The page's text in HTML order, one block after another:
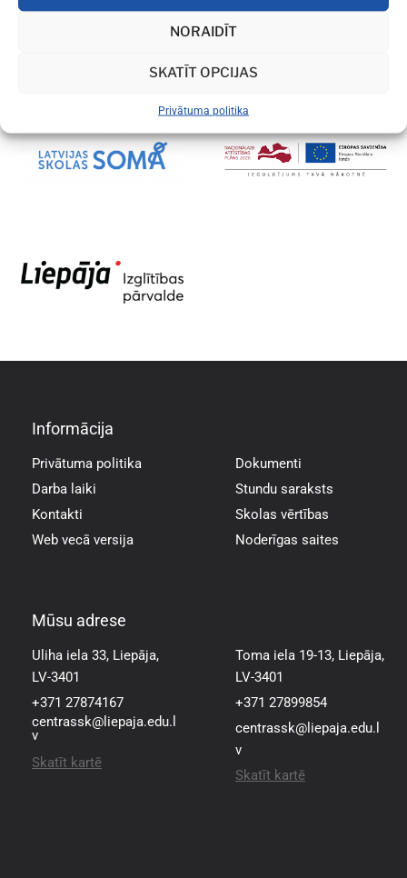
NORAIDĪT
SKATĪT OPCIJAS
Privātuma politika
Informācija
Privātuma politika
Darba laiki
Kontakti
Web vecā versija
Dokumenti
Stundu saraksts
Skolas vērtības
Noderīgas saites
Mūsu adrese
Uliha iela 33, Liepāja,
LV-3401
+371 27874167
centrassk@liepaja.edu.l
v
Skatīt kartē
Toma iela 19-13, Liepāja,
LV-3401
+371 27899854
centrassk@liepaja.edu.l
v
Skatīt kartē